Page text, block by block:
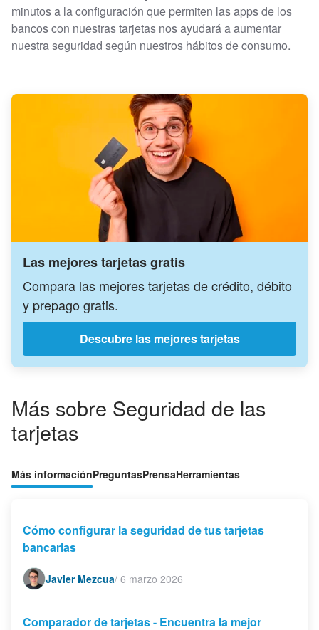
minutos a la configuración que permiten las apps de los
bancos con nuestras tarjetas nos ayudará a aumentar
nuestra seguridad según nuestros hábitos de consumo.
Las mejores tarjetas gratis
Compara las mejores tarjetas de crédito, débito
y prepago gratis.
Descubre las mejores tarjetas
Más sobre Seguridad de las
tarjetas
Más informaciónPreguntasPrensaHerramientas
Cómo configurar la seguridad de tus tarjetas
bancarias
Javier Mezcua/ 6 marzo 2026
Comparador de tarjetas - Encuentra la mejor